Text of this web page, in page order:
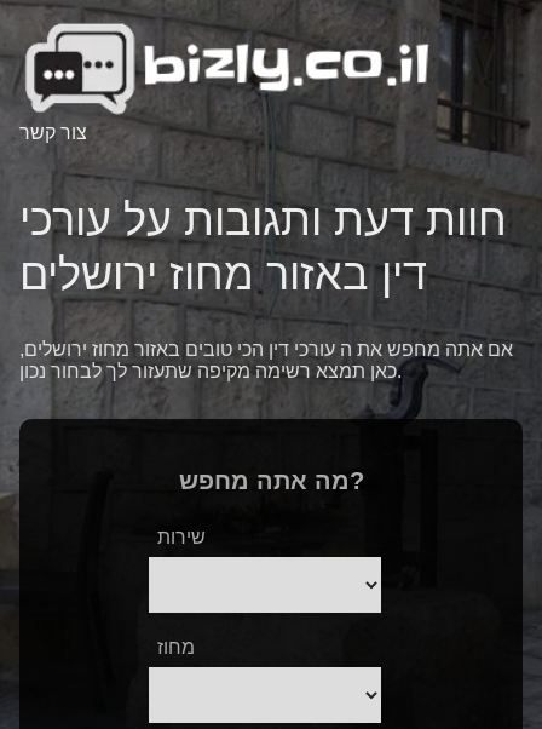
צור קשר
חוות דעת ותגובות על עורכי
דין באזור מחוז ירושלים
אם אתה מחפש את ה עורכי דין הכי טובים באזור מחוז ירושלים,
כאן תמצא רשימה מקיפה שתעזור לך לבחור נכון.
מה אתה מחפש?
שירות
מחוז